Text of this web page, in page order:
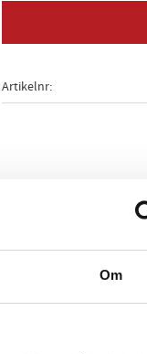
Om
Artikelnr